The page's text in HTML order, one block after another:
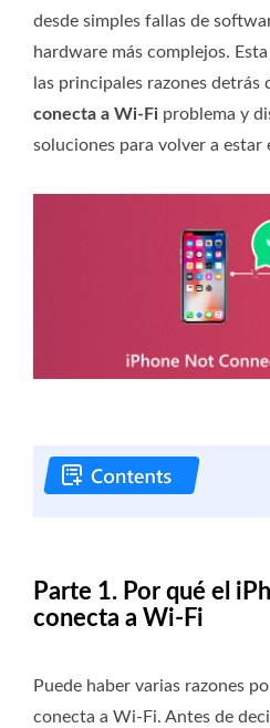
desde simples fallas de
hardware más complejos.
las principales razones detrás
conecta a Wi-Fi problema y
soluciones para volver a estar
Parte 1. Por qué el
conecta a Wi-Fi
Puede haber varias razones
conecta a Wi-Fi. Antes de